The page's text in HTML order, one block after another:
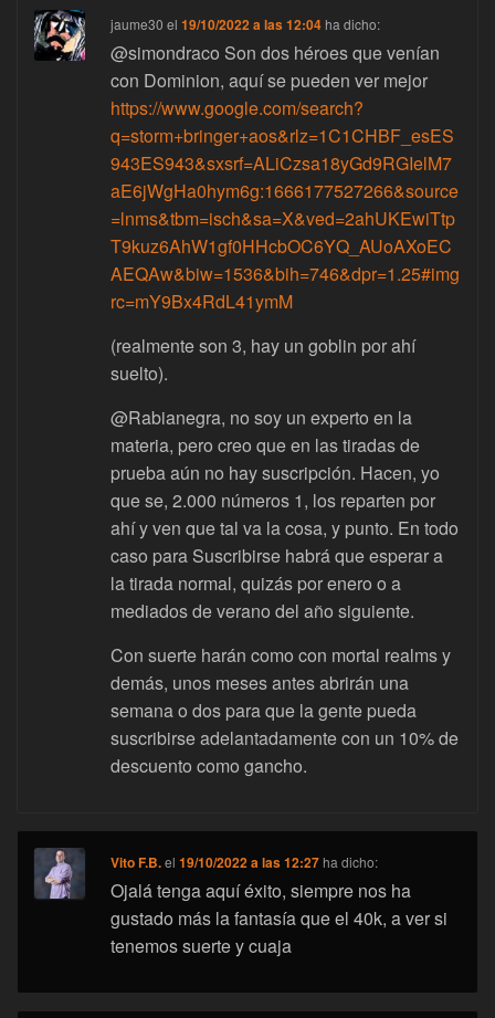
jaume30 el19/10/2022 a las 12:04 ha dicho:
@simondraco Son dos héroes que venían
con Dominion, aquí se pueden ver mejor
https://www.google.com/search?
q=storm+bringer+aos&rlz=1C1CHBF_esES
943ES943&sxsrf=ALiCzsa18yGd9RGIelM7
aE6jWgHa0hym6g:1666177527266&source
=lnms&tbm=isch&sa=X&ved=2ahUKEwiTtp
T9kuz6AhW1gf0HHcbOC6YQ_AUoAXoEC
AEQAw&biw=1536&bih=746&dpr=1.25#img
rc=mY9Bx4RdL41ymM
(realmente son 3, hay un goblin por ahí
suelto).
@Rabianegra, no soy un experto en la
materia, pero creo que en las tiradas de
prueba aún no hay suscripción. Hacen, yo
que se, 2.000 números 1, los reparten por
ahí y ven que tal va la cosa, y punto. En todo
caso para Suscribirse habrá que esperar a
la tirada normal, quizás por enero o a
mediados de verano del año siguiente.
Con suerte harán como con mortal realms y
demás, unos meses antes abrirán una
semana o dos para que la gente pueda
suscribirse adelantadamente con un 10% de
descuento como gancho.
Vito F.B.el19/10/2022 a las 12:27 ha dicho:
Ojalá tenga aquí éxito, siempre nos ha
gustado más la fantasía que el 40k, a ver si
tenemos suerte y cuaja